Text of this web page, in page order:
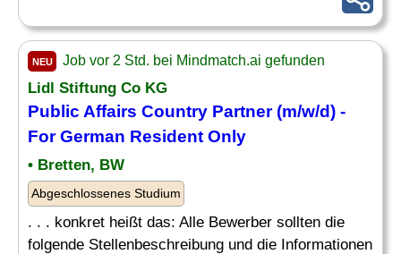
NEU Job vor 2 Std. bei Mindmatch.ai gefunden
Lidl Stiftung Co KG
Public Affairs Country Partner (m/w/d) -
For German Resident Only
• Bretten, BW
Abgeschlossenes Studium
. . . konkret heißt das: Alle Bewerber sollten die
folgende Stellenbeschreibung und die Informationen